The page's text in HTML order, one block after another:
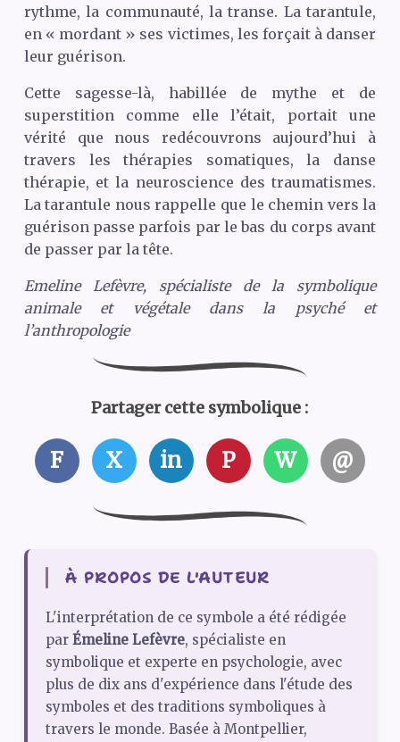
rythme, la communauté, la transe. La tarantule,
en « mordant » ses victimes, les forçait à danser
leur guérison.
Cette sagesse-là, habillée de mythe et de
superstition comme elle l’était, portait une
vérité que nous redécouvrons aujourd’hui à
travers les thérapies somatiques, la danse
thérapie, et la neuroscience des traumatismes.
La tarantule nous rappelle que le chemin vers la
guérison passe parfois par le bas du corps avant
de passer par la tête.
Emeline Lefèvre, spécialiste de la symbolique
animale et végétale dans la psyché et
l’anthropologie
Partager cette symbolique :
F X in P W @
À PROPOS DE L'AUTEUR
L'interprétation de ce symbole a été rédigée
par Émeline Lefèvre, spécialiste en
symbolique et experte en psychologie, avec
plus de dix ans d'expérience dans l'étude des
symboles et des traditions symboliques à
travers le monde. Basée à Montpellier,